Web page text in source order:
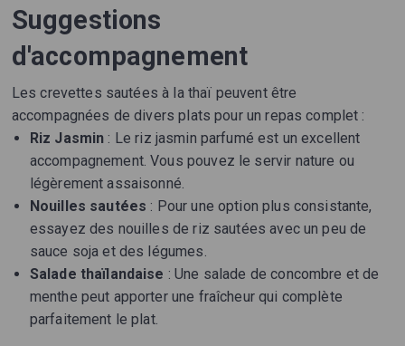
Suggestions
d'accompagnement
Les crevettes sautées à la thaï peuvent être
accompagnées de divers plats pour un repas complet :
Riz Jasmin : Le riz jasmin parfumé est un excellent
accompagnement. Vous pouvez le servir nature ou
légèrement assaisonné.
Nouilles sautées : Pour une option plus consistante,
essayez des nouilles de riz sautées avec un peu de
sauce soja et des légumes.
Salade thaïlandaise : Une salade de concombre et de
menthe peut apporter une fraîcheur qui complète
parfaitement le plat.